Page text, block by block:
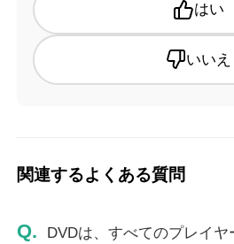
はい
いいえ
関連するよくある質問
Q.
DVDは、すべてのプレイ